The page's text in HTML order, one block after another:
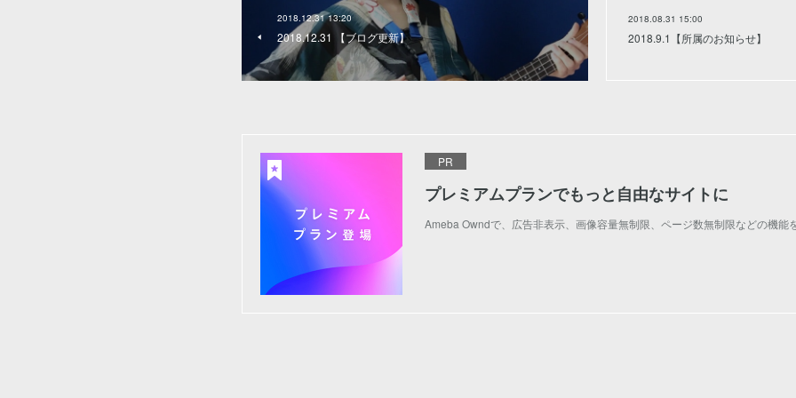
2018.12.31 13:20
2018.12.31 【ブログ更新】
2018.08.31 15:00
2018.9.1【所属のお知らせ】
PR
プレミアムプランでもっと自由なサイトに
Ameba Owndで、広告非表示、画像容量無制限、ページ数無制限などの機能